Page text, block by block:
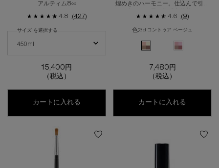
アルティム8∞
4.8 (427)
450ml
サイズ を選択する
15,400円
（税込）
カートに入れる アルティム8∞ スブリム ビューティ クレン
煌めきのハーモニー。仕込んで引き
4.6
(9)
色:3d コントゥア ベージュ
{1} の場合
選択済み
3D コントゥア ベージュ
選択済み
3D コントゥ
7,480円
（税込）
カートに入れる